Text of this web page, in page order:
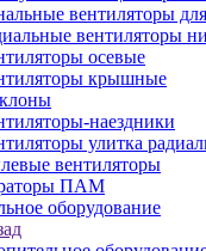
вентиляторы
вентиляторы
осевые
крышные
наездники
улитка
вентиляторы
ПАМ
оборудование